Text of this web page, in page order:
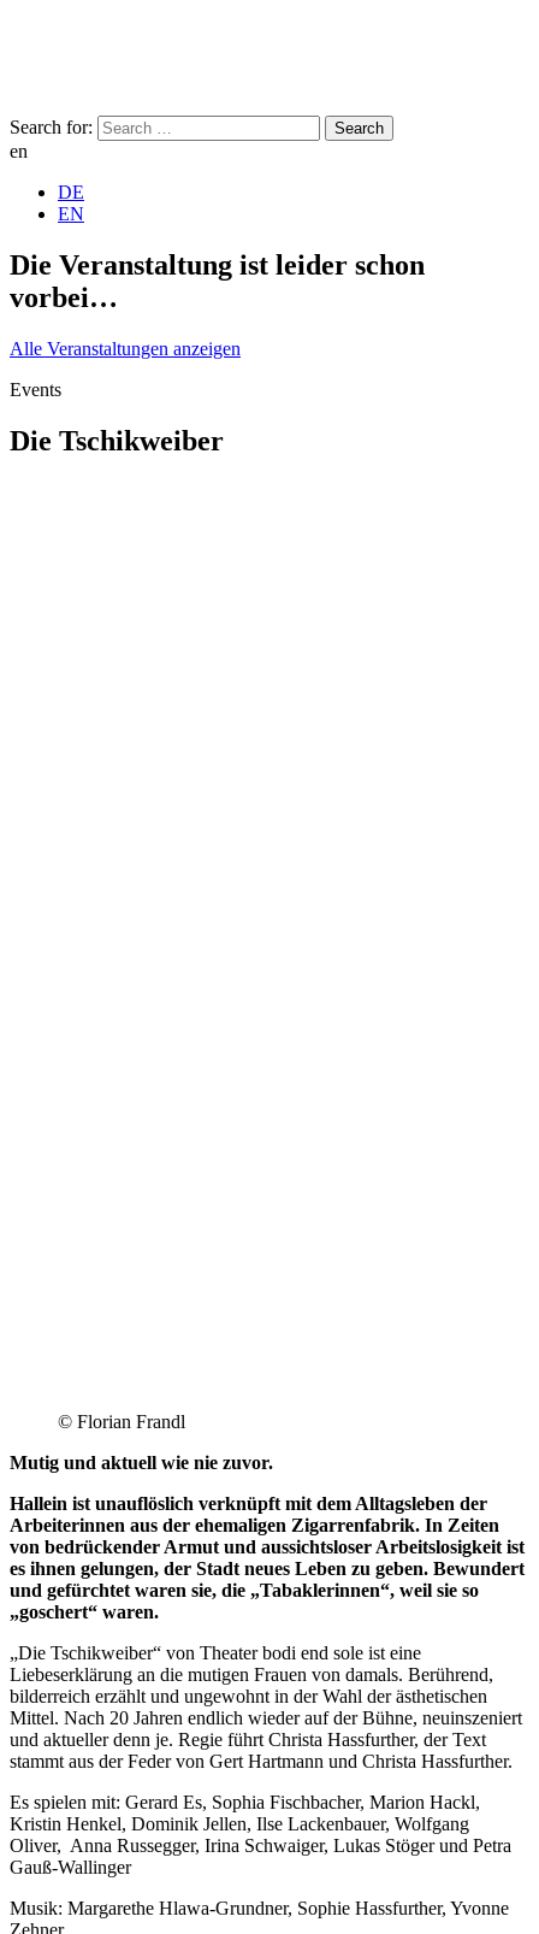
Search for:
en
DE
EN
Die Veranstaltung ist leider schon
vorbei…
Alle Veranstaltungen anzeigen
Events
Die Tschikweiber
© Florian Frandl
Mutig und aktuell wie nie zuvor.
Hallein ist unauflöslich verknüpft mit dem Alltagsleben der
Arbeiterinnen aus der ehemaligen Zigarrenfabrik. In Zeiten
von bedrückender Armut und aussichtsloser Arbeitslosigkeit ist
es ihnen gelungen, der Stadt neues Leben zu geben. Bewundert
und gefürchtet waren sie, die „Tabaklerinnen“, weil sie so
„goschert“ waren.
„Die Tschikweiber“ von Theater bodi end sole ist eine
Liebeserklärung an die mutigen Frauen von damals. Berührend,
bilderreich erzählt und ungewohnt in der Wahl der ästhetischen
Mittel. Nach 20 Jahren endlich wieder auf der Bühne, neuinszeniert
und aktueller denn je. Regie führt Christa Hassfurther, der Text
stammt aus der Feder von Gert Hartmann und Christa Hassfurther.
Es spielen mit: Gerard Es, Sophia Fischbacher, Marion Hackl,
Kristin Henkel, Dominik Jellen, Ilse Lackenbauer, Wolfgang
Oliver, Anna Russegger, Irina Schwaiger, Lukas Stöger und Petra
Gauß-Wallinger
Musik: Margarethe Hlawa-Grundner, Sophie Hassfurther, Yvonne
Zehner